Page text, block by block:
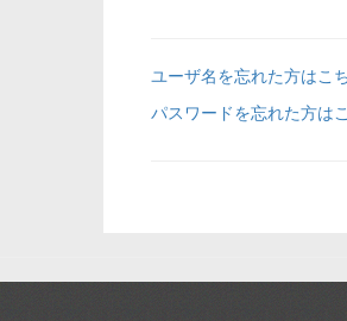
ユーザ名を忘れた方はこ
パスワードを忘れた方は